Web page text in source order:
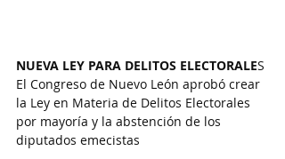
NUEVA LEY PARA DELITOS ELECTORALES
El Congreso de Nuevo León aprobó crear
la Ley en Materia de Delitos Electorales
por mayoría y la abstención de los
diputados emecistas